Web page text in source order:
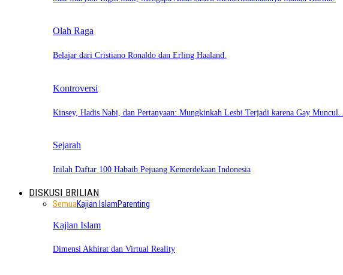
Olah Raga
Belajar dari Cristiano Ronaldo dan Erling Haaland.
Kontroversi
Kinsey, Hadis Nabi, dan Pertanyaan: Mungkinkah Lesbi Terjadi karena Gay Muncul…
Sejarah
Inilah Daftar 100 Habaib Pejuang Kemerdekaan Indonesia
DISKUSI BRILIAN
SemuaKajian IslamParenting
Kajian Islam
Dimensi Akhirat dan Virtual Reality